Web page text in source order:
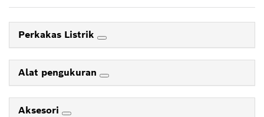
Perkakas Listrik
Alat pengukuran
Aksesori